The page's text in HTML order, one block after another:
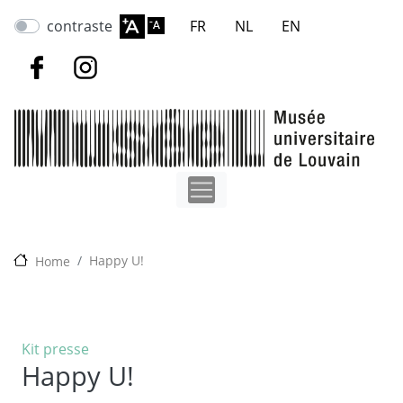
au
contraste FR NL EN
Home Happy U!
Kit presse
Happy U!